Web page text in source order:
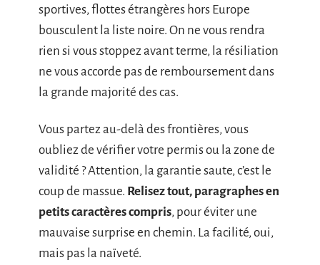
sportives, flottes étrangères hors Europe
bousculent la liste noire. On ne vous rendra
rien si vous stoppez avant terme, la résiliation
ne vous accorde pas de remboursement dans
la grande majorité des cas.
Vous partez au-delà des frontières, vous
oubliez de vérifier votre permis ou la zone de
validité ? Attention, la garantie saute, c’est le
coup de massue. Relisez tout, paragraphes en
petits caractères compris, pour éviter une
mauvaise surprise en chemin. La facilité, oui,
mais pas la naïveté.